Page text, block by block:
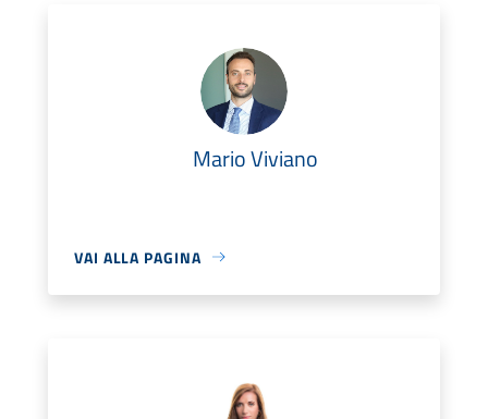
Mario Viviano
VAI ALLA PAGINA